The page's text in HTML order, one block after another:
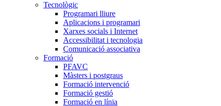
Tecnològic
Programari lliure
Aplicacions i programari
Xarxes socials i Internet
Accessibilitat i tecnologia
Comunicació associativa
Formació
PFAVC
Màsters i postgraus
Formació intervenció
Formació gestió
Formació en línia